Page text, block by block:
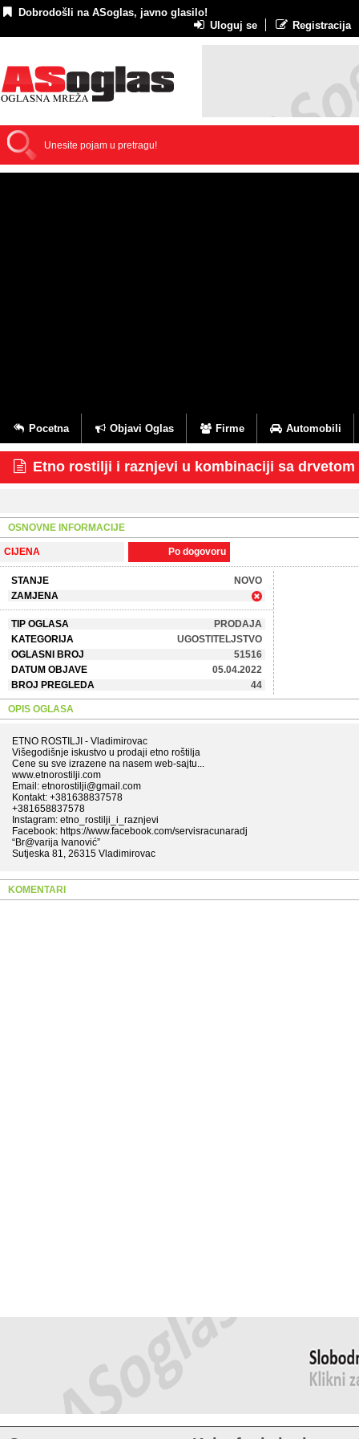
Dobrodošli na ASoglas, javno glasilo!
Uloguj se
Registracija
Pocetna Objavi Oglas Firme Automobili
Etno rostilji i raznjevi u kombinaciji sa drvetom
OSNOVNE INFORMACIJE
CIJENA Po dogovoru
STANJE
NOVO
ZAMJENA
TIP OGLASA
PRODAJA
KATEGORIJA
UGOSTITELJSTVO
OGLASNI BROJ
51516
DATUM OBJAVE
05.04.2022
BROJ PREGLEDA
44
OPIS OGLASA
ETNO ROSTILJI - Vladimirovac
Višegodišnje iskustvo u prodaji etno roštilja
Cene su sve izrazene na nasem web-sajtu...
www.etnorostilji.com
Email: etnorostilji@gmail.com
Kontakt: +381638837578
+381658837578
Instagram: etno_rostilji_i_raznjevi
Facebook: https://www.facebook.com/servisracunaradj
“Br@varija Ivanović”
Sutjeska 81, 26315 Vladimirovac
KOMENTARI